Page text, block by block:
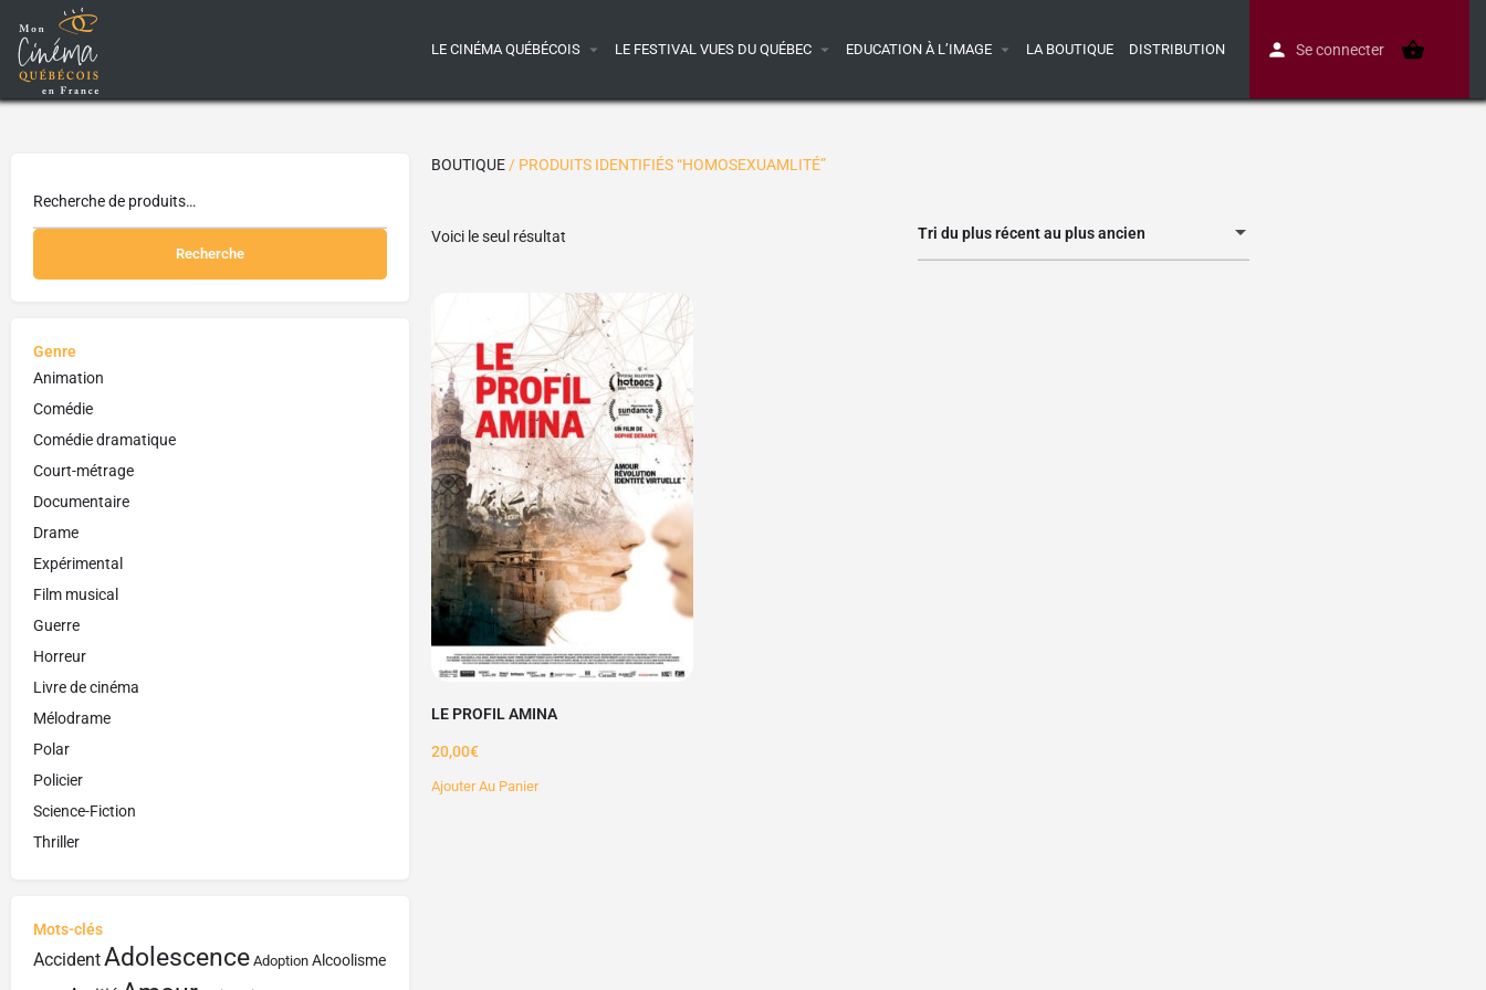
LE CINÉMA QUÉBÉCOIS LE FESTIVAL VUES DU QUÉBEC EDUCATION À L’IMAGE LA BOUTIQUE DISTRIBUTION Se connecter
Recherche
Genre
Animation
Comédie
Comédie dramatique
Court-métrage
Documentaire
Drame
Expérimental
Film musical
Guerre
Horreur
Livre de cinéma
Mélodrame
Polar
Policier
Science-Fiction
Thriller
Mots-clés
AccidentAdolescence Adoption Alcoolisme
BOUTIQUE/ PRODUITS IDENTIFIÉS “HOMOSEXUAMLITÉ”
Voici le seul résultat Tri du plus récent au plus ancien
LE PROFIL AMINA
20,00€
Ajouter Au Panier